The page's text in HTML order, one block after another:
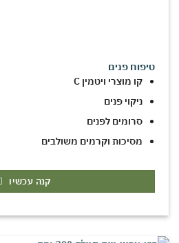
טיפוח פנים
קו מוצרי ויטמין C
ניקוי פנים
סרומים לפנים
מסיכות וקרמים משולבים
קנה עכשיו